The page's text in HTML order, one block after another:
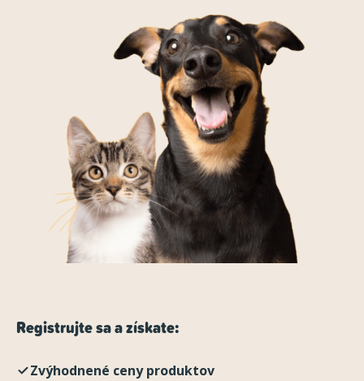
Registrujte sa a získate:
Zvýhodnené ceny produktov